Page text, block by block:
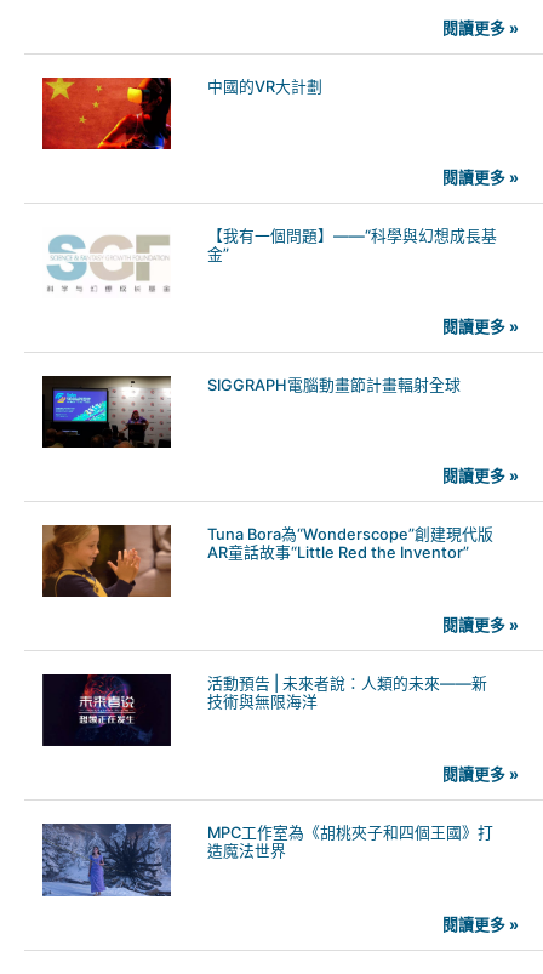
閱讀更多 »
中國的VR大計劃
閱讀更多 »
【我有一個問題】——“科學與幻想成長基
金”
閱讀更多 »
SIGGRAPH電腦動畫節計畫輻射全球
閱讀更多 »
Tuna Bora為“Wonderscope”創建現代版
AR童話故事“Little Red the Inventor”
閱讀更多 »
活動預告 | 未來者說：人類的未來——新
技術與無限海洋
閱讀更多 »
MPC工作室為《胡桃夾子和四個王國》打
造魔法世界
閱讀更多 »